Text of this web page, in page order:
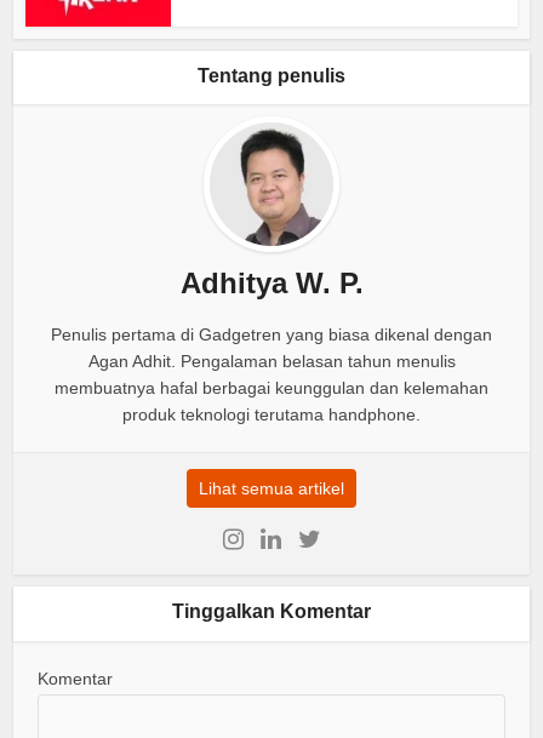
Tentang penulis
Adhitya W. P.
Penulis pertama di Gadgetren yang biasa dikenal dengan
Agan Adhit. Pengalaman belasan tahun menulis
membuatnya hafal berbagai keunggulan dan kelemahan
produk teknologi terutama handphone.
Lihat semua artikel
Tinggalkan Komentar
Komentar